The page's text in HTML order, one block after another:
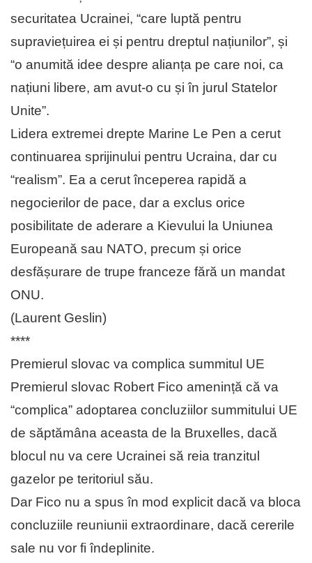
securitatea Ucrainei, “care luptă pentru
supraviețuirea ei și pentru dreptul națiunilor”, și
“o anumită idee despre alianța pe care noi, ca
națiuni libere, am avut-o cu și în jurul Statelor
Unite”.
Lidera extremei drepte Marine Le Pen a cerut
continuarea sprijinului pentru Ucraina, dar cu
“realism”. Ea a cerut începerea rapidă a
negocierilor de pace, dar a exclus orice
posibilitate de aderare a Kievului la Uniunea
Europeană sau NATO, precum și orice
desfășurare de trupe franceze fără un mandat
ONU.
(Laurent Geslin)
****
Premierul slovac va complica summitul UE
Premierul slovac Robert Fico amenință că va
“complica” adoptarea concluziilor summitului UE
de săptămâna aceasta de la Bruxelles, dacă
blocul nu va cere Ucrainei să reia tranzitul
gazelor pe teritoriul său.
Dar Fico nu a spus în mod explicit dacă va bloca
concluziile reuniunii extraordinare, dacă cererile
sale nu vor fi îndeplinite.